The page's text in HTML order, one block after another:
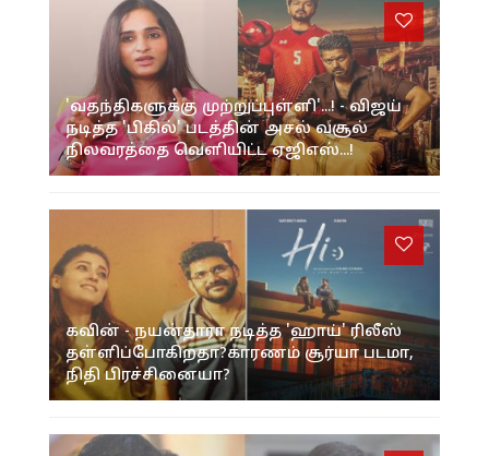
'வதந்திகளுக்கு முற்றுப்புள்ளி'...! - விஜய்
நடித்த 'பிகில்' படத்தின் அசல் வசூல்
நிலவரத்தை வெளியிட்ட ஏஜிஎஸ்...!
கவின் - நயன்தாரா நடித்த 'ஹாய்' ரிலீஸ்
தள்ளிப்போகிறதா?காரணம் சூர்யா படமா,
நிதி பிரச்சினையா?